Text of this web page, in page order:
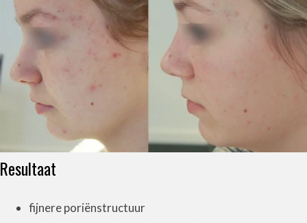
Resultaat
fijnere poriënstructuur